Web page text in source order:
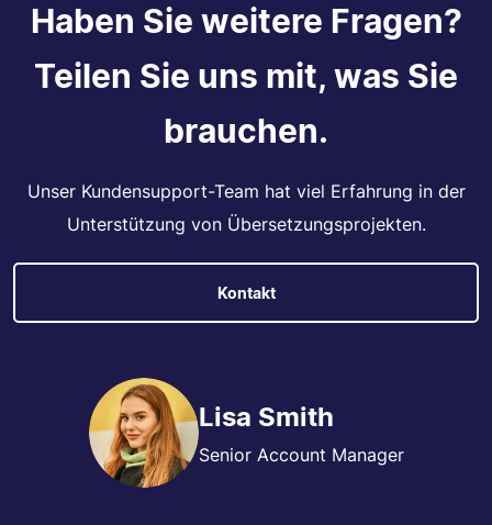
Haben Sie weitere Fragen?
Teilen Sie uns mit, was Sie
brauchen.
Unser Kundensupport-Team hat viel Erfahrung in der
Unterstützung von Übersetzungsprojekten.
Kontakt
Lisa Smith
Senior Account Manager